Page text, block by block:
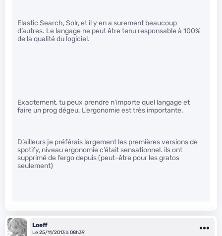
Elastic Search, Solr, et il y en a surement beaucoup
d’autres. Le langage ne peut être tenu responsable à 100%
de la qualité du logiciel.
Exactement, tu peux prendre n’importe quel langage et
faire un prog dégeu. L’ergonomie est très importante.
D’ailleurs je préférais largement les premières versions de
spotify, niveau ergonomie c’était sensationnel. ils ont
supprimé de l’ergo depuis (peut-être pour les gratos
seulement)
Loeff
Le 25/11/2013 à 08h39